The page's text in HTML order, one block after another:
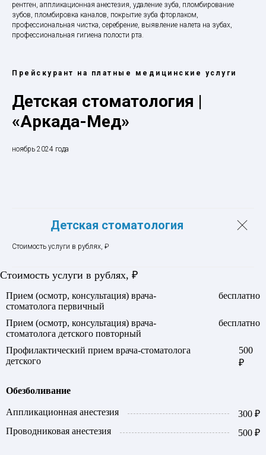
рентген, аппликационная анестезия, удаление зуба, пломбирование
зубов, пломбировка каналов, покрытие зуба фторлаком,
профессиональная чистка, серебрение, выявление налета на зубах,
профессиональная гигиена полости рта.
Прейскурант на платные медицинские услуги
Детская стоматология |
«Аркада-Мед»
ноябрь 2024 года
Детская стоматология
Стоимость услуги в рублях, ₽
Стоимость услуги в рублях, ₽
Прием (осмотр, консультация) врача-
стоматолога первичный
бесплатно
Прием (осмотр, консультация) врача-
стоматолога детского повторный
бесплатно
Профилактический прием врача-стоматолога
детского
500
₽
Обезболивание
Аппликационная анестезия
300 ₽
Проводниковая анестезия
500 ₽